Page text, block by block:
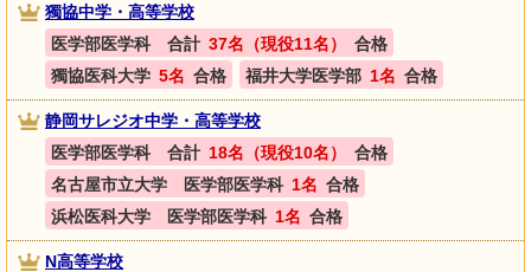
獨協中学・高等学校
医学部医学科 合計 37名（現役11名）
合格
獨協医科大学 5名 合格 福井大学医学部 1名 合格
静岡サレジオ中学・高等学校
医学部医学科 合計 18名（現役10名）
合格
名古屋市立大学 医学部医学科 1名 合格
浜松医科大学 医学部医学科 1名 合格
N高等学校